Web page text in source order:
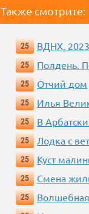
Также смотрите:
25 ВДНХ, 2023
25
Полдень.
25
Отчий дом
25
Илья
25
В
25
Лодка с
25
Куст
25
Смена
25